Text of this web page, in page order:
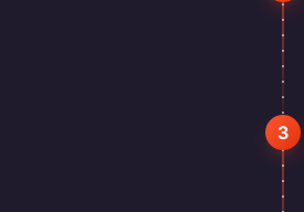
3